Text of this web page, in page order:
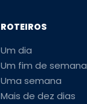
ROTEIROS
Um dia
Um fim de semana
Uma semana
Mais de dez dias